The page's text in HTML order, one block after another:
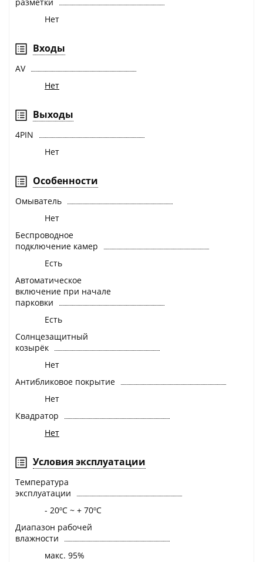
Нет
Входы
AV
Нет
Выходы
4PIN
Нет
Особенности
Омыватель
Нет
Беспроводное
подключение камер
Есть
Автоматическое
включение при начале
парковки
Есть
Солнцезащитный
козырёк
Нет
Антибликовое покрытие
Нет
Квадратор
Нет
Условия эксплуатации
Температура
эксплуатации
- 20ºС ~ + 70ºС
Диапазон рабочей
влажности
макс. 95%